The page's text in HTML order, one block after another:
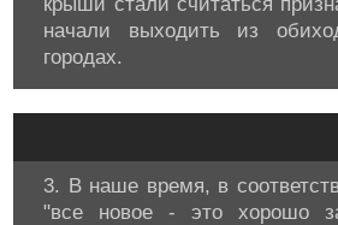
начали выходить из
городах.
3. В наше время, в
"все новое - это хорошо